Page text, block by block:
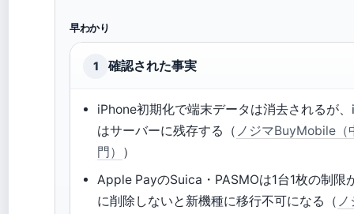
早わかり
1 確認された事実
iPhone初期化で端末データは消去されるが
はサーバーに残存する（ ノジマBuyMobile（
門） ）
Apple PayのSuica・PASMOは1台1枚の制限
に削除しないと新機種に移行不可になる（